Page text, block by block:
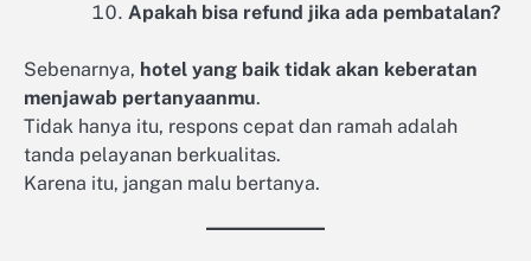
Apakah bisa refund jika ada pembatalan?
Sebenarnya, hotel yang baik tidak akan keberatan
menjawab pertanyaanmu.
Tidak hanya itu, respons cepat dan ramah adalah
tanda pelayanan berkualitas.
Karena itu, jangan malu bertanya.